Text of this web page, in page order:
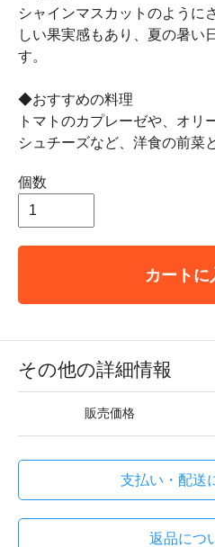
シャインマスカットのように
しい果実感もあり、夏の暑い
す。
◆おすすめの料理
トマトのカプレーゼや、オリ
シュチーズなど、洋食の前菜
個数
カートに
その他の詳細情報
販売価格
支払い・配送
返品につ